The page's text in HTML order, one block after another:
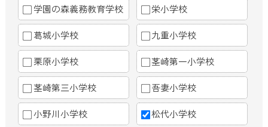
学園の森義務教育学校 栄小学校
葛城小学校 九重小学校
栗原小学校 茎崎第一小学校
茎崎第三小学校 吾妻小学校
小野川小学校 松代小学校